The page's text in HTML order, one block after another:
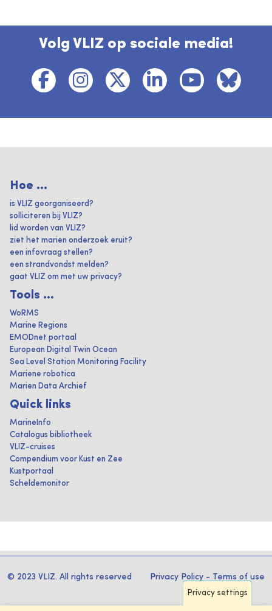
Volg VLIZ op sociale media!
Hoe ...
is VLIZ georganiseerd?
solliciteren bij VLIZ?
lid worden van VLIZ?
ziet het marien onderzoek eruit?
een infovraag stellen?
een strandvondst melden?
gaat VLIZ om met uw privacy?
Tools ...
WoRMS
Marine Regions
EMODnet portaal
European Digital Twin Ocean
Sea Level Station Monitoring Facility
Mariene robotica
Marien Data Archief
Quick links
MarineInfo
Catalogus bibliotheek
VLIZ-cruises
Compendium voor Kust en Zee
Kustportaal
Scheldemonitor
© 2023 VLIZ. All rights reserved Privacy Policy - Terms of use
Privacy settings